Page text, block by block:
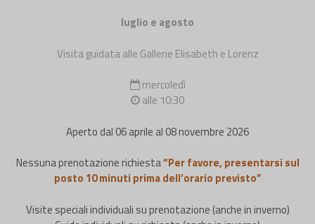
luglio e agosto
Visita guidata alle Gallerie Elisabeth e Lorenz
mercoledì
alle 10:30
Aperto dal 06 aprile al 08 novembre 2026
Nessuna prenotazione richiesta“Per favore, presentarsi sul
posto 10 minuti prima dell’orario previsto”
Visite speciali individuali su prenotazione (anche in inverno)